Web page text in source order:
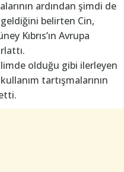
ardından şimdi de
belirten Cin,
Kıbrıs’ın Avrupa
olduğu gibi ilerleyen
tartışmalarının